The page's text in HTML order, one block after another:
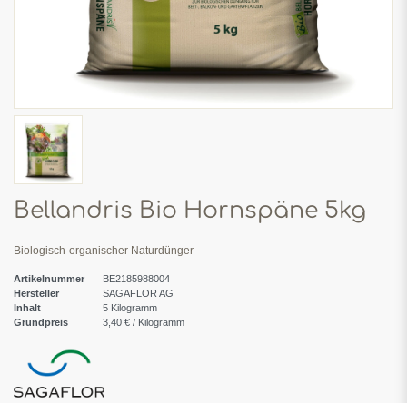
Bellandris Bio Hornspäne 5kg
Biologisch-organischer Naturdünger
Artikelnummer
BE2185988004
Hersteller
SAGAFLOR AG
Inhalt
5 Kilogramm
Grundpreis
3,40 € / Kilogramm